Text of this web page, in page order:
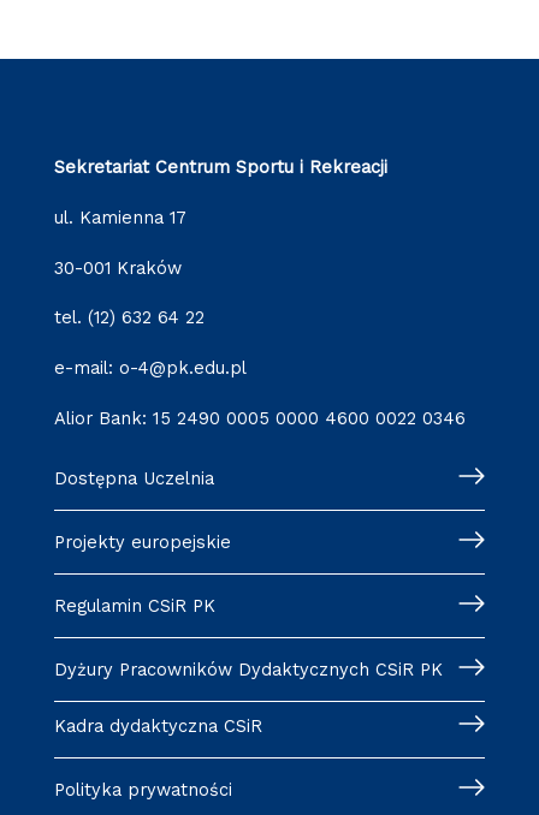
Sekretariat Centrum Sportu i Rekreacji
ul. Kamienna 17
30-001 Kraków
tel. (12) 632 64 22
e-mail: o-4@pk.edu.pl
Alior Bank: 15 2490 0005 0000 4600 0022 0346
Dostępna Uczelnia
Projekty europejskie
Regulamin CSiR PK
Dyżury Pracowników Dydaktycznych CSiR PK
Kadra dydaktyczna CSiR
Polityka prywatności